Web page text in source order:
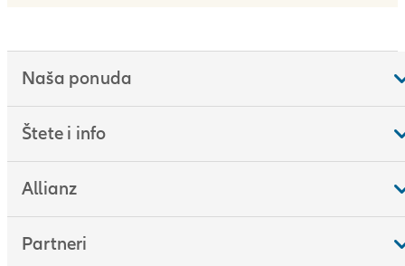
Naša ponuda
Štete i info
Allianz
Partneri